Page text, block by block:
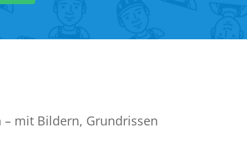
mit Bildern, Grundrissen